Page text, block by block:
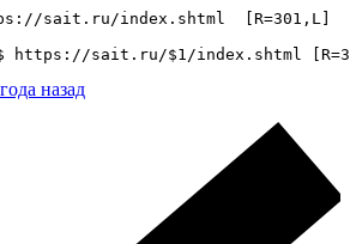
sait.ru/index.shtml  [R=301,L]
https://sait.ru/$1/index.shtml
назад